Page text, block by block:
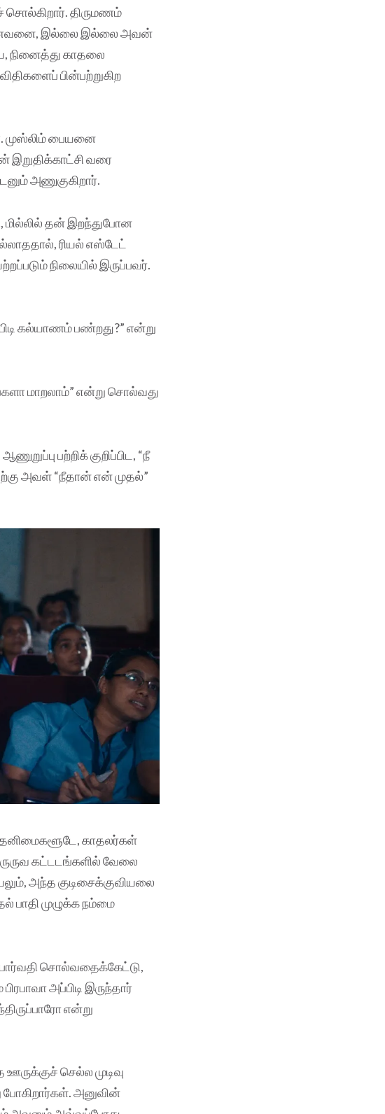
சொல்கிறார். திருமணம்
கணவனை, இல்லை இல்லை அவன்
நினைத்து காதலை
பின்பற்றுகிற
முஸ்லிம் பையனை
இறுதிக்காட்சி வரை
அணுகுகிறார்.
தன் இறந்துபோன
ரியல் எஸ்டேட்
நிலையில் இருப்பவர்.
கல்யாணம் பண்றது?” என்று
மாறலாம்” என்று சொல்வது
பற்றிக் குறிப்பிட, “நீ
அவள் “நீதான் என் முதல்”
தனிமைகளூடே, காதலர்கள்
கட்டடங்களில் வேலை
அந்த குடிசைக்குவியலை
பாதி முழுக்க நம்மை
பார்வதி சொல்வதைக்கேட்டு,
அப்பிடி இருந்தார்
என்று
செல்ல முடிவு
போகிறார்கள். அனுவின்